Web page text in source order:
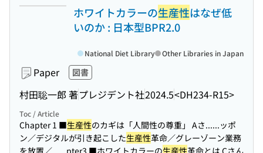
ホワイトカラーの生産性はなぜ低
いのか : 日本型BPR2.0
Paper 図書
村田聡一郎 著プレジデント社2024.5<DH234-R15>
National Diet Library Other Libraries in Japan
Toc / Article
Chapter 1 ■生産性のカギは「人間性の尊重」 Aさ......ッポ
ン／デジタルが引き起こした生産性革命／グレーゾーン業務
を放置／...
...pter3 ■ホワイトカラーの生産性革命とは Cさん